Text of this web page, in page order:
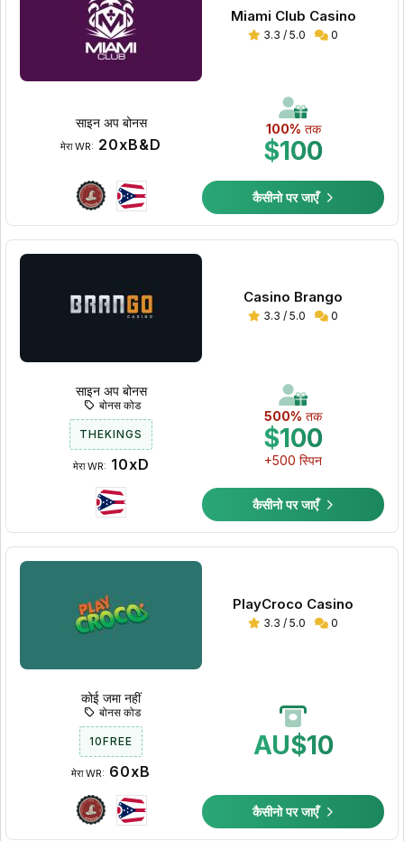
Miami Club Casino
3.3 / 5.0 0
100% तक
$100
साइन अप बोनस
मेरा WR: 20xB&D
कैसीनो पर जाएँ
Casino Brango
3.3 / 5.0 0
500% तक
$100
+500 स्पिन
साइन अप बोनस
बोनस कोड
THEKINGS
मेरा WR: 10xD
कैसीनो पर जाएँ
PlayCroco Casino
3.3 / 5.0 0
AU$10
कोई जमा नहीं
बोनस कोड
10FREE
मेरा WR: 60xB
कैसीनो पर जाएँ